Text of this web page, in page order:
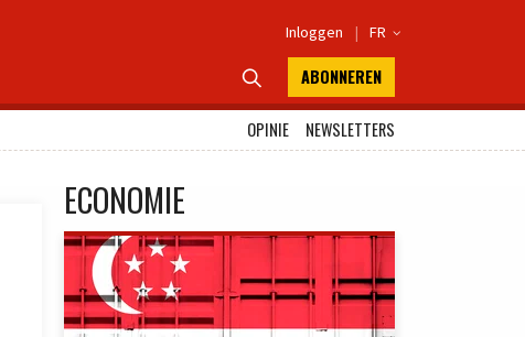
Inloggen | FR 
 ABONNEREN
OPINIE
NEWSLETTERS
ECONOMIE